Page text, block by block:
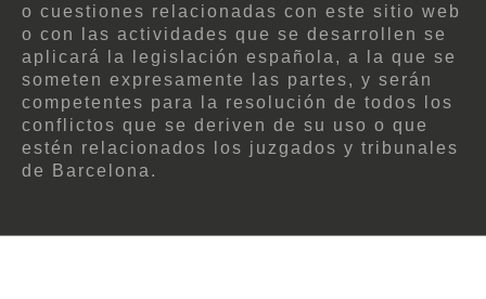
o cuestiones relacionadas con este sitio web
o con las actividades que se desarrollen se
aplicará la legislación española, a la que se
someten expresamente las partes, y serán
competentes para la resolución de todos los
conflictos que se deriven de su uso o que
estén relacionados los juzgados y tribunales
de Barcelona.